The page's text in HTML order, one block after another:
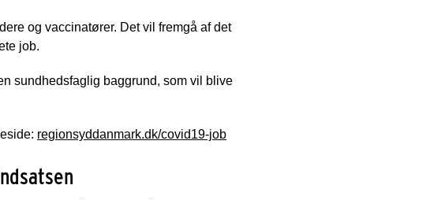
og vaccinatører. Det vil fremgå af det
job.
sundhedsfaglig baggrund, som vil blive
regionsyddanmark.dk/covid19-job